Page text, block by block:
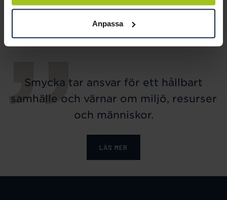
Anpassa
Uno Magna Golden
Halsband Borsa Pianura
Smycka tar ansvar för ett hållbart
samhälle och värnar om miljö, resurser
och människor.
LÄS MER